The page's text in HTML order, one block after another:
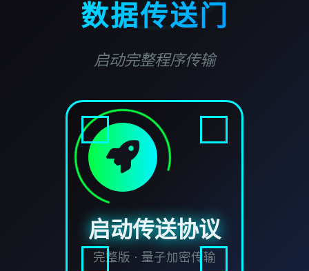
数据传送门
启动完整程序传输
启动传送协议
完整版 · 量子加密传输